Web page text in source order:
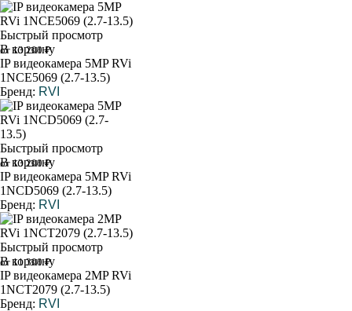
Быстрый просмотр
В корзину
от 13 200 ₽
IP видеокамера 5MP RVi
1NCE5069 (2.7-13.5)
Бренд: RVI
Быстрый просмотр
В корзину
от 13 200 ₽
IP видеокамера 5MP RVi
1NCD5069 (2.7-13.5)
Бренд: RVI
Быстрый просмотр
В корзину
от 11 300 ₽
IP видеокамера 2MP RVi
1NCT2079 (2.7-13.5)
Бренд: RVI